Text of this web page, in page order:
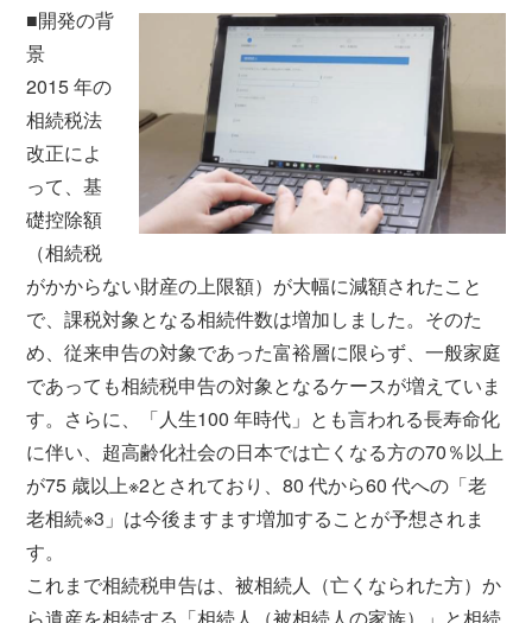
■開発の背
景
2015 年の
相続税法
改正によ
って、基
礎控除額
（相続税
がかからない財産の上限額）が大幅に減額されたこと
で、課税対象となる相続件数は増加しました。そのた
め、従来申告の対象であった富裕層に限らず、一般家庭
であっても相続税申告の対象となるケースが増えていま
す。さらに、「人生100 年時代」とも言われる長寿命化
に伴い、超高齢化社会の日本では亡くなる方の70％以上
が75 歳以上※2とされており、80 代から60 代への「老
老相続※3」は今後ますます増加することが予想されま
す。
これまで相続税申告は、被相続人（亡くなられた方）か